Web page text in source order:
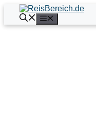
Inhalt
springen